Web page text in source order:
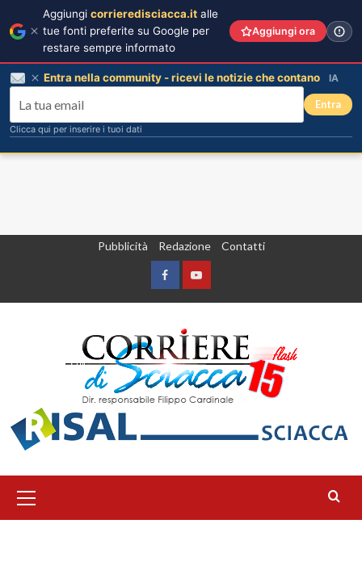
Pubblicità Redazione Contatti
FacebookYountube
principale
Aggiungi corrieredisciacca.it alle
tue fonti preferite su Google per
restare sempre informato
Aggiungi ora
Entra nella community - ricevi le notizie che contano IA
Entra
Clicca qui per inserire i tuoi dati